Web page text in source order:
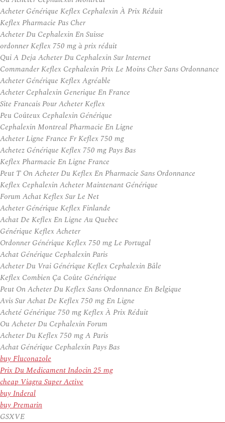
Acheter Générique Keflex Cephalexin À Prix Réduit
Keflex Pharmacie Pas Cher
Acheter Du Cephalexin En Suisse
ordonner Keflex 750 mg à prix réduit
Qui A Deja Acheter Du Cephalexin Sur Internet
Commander Keflex Cephalexin Prix Le Moins Cher Sans Ordonnance
Acheter Générique Keflex Agréable
Acheter Cephalexin Generique En France
Site Francais Pour Acheter Keflex
Peu Coûteux Cephalexin Générique
Cephalexin Montreal Pharmacie En Ligne
Acheter Ligne France Fr Keflex 750 mg
Achetez Générique Keflex 750 mg Pays Bas
Keflex Pharmacie En Ligne France
Peut T On Acheter Du Keflex En Pharmacie Sans Ordonnance
Keflex Cephalexin Acheter Maintenant Générique
Forum Achat Keflex Sur Le Net
Acheter Générique Keflex Finlande
Achat De Keflex En Ligne Au Quebec
Générique Keflex Acheter
Ordonner Générique Keflex 750 mg Le Portugal
Achat Générique Cephalexin Paris
Acheter Du Vrai Générique Keflex Cephalexin Bâle
Keflex Combien Ça Coûte Générique
Peut On Acheter Du Keflex Sans Ordonnance En Belgique
Avis Sur Achat De Keflex 750 mg En Ligne
Acheté Générique 750 mg Keflex À Prix Réduit
Ou Acheter Du Cephalexin Forum
Acheter Du Keflex 750 mg A Paris
Achat Générique Cephalexin Pays Bas
buy Fluconazole
Prix Du Medicament Indocin 25 mg
cheap Viagra Super Active
buy Inderal
buy Premarin
GSXVE